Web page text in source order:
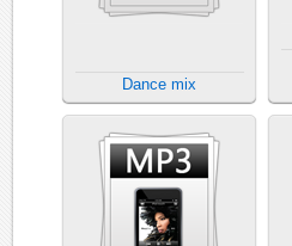
Dance mix